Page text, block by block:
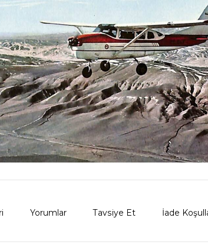
Yorumlar Tavsiye Et İade